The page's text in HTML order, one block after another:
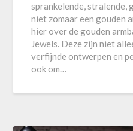
sprankelende, stralende,
niet zomaar een gouden
hier over de gouden
Jewels. Deze zijn niet
verfijnde ontwerpen en
ook om…